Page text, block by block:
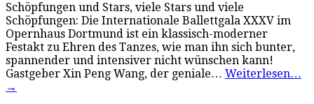
Schöpfungen und Stars, viele Stars und viele
Schöpfungen: Die Internationale Ballettgala XXXV im
Opernhaus Dortmund ist ein klassisch-moderner
Festakt zu Ehren des Tanzes, wie man ihn sich bunter,
spannender und intensiver nicht wünschen kann!
Gastgeber Xin Peng Wang, der geniale… Weiterlesen…
→